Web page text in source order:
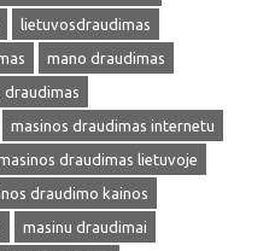
lietuvosdraudimas
mano draudimas
draudimas
masinos draudimas internetu
draudimas lietuvoje
draudimo kainos
masinu draudimai